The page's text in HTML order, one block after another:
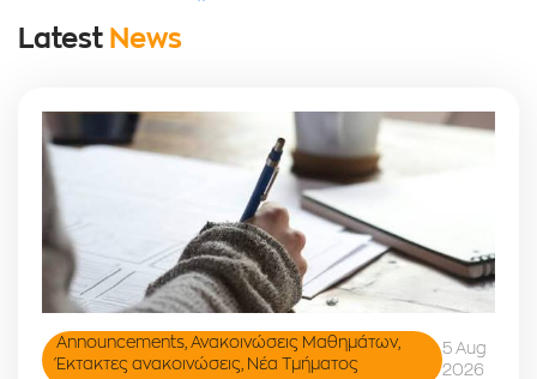
Latest News
Announcements Ανακοινώσεις Μαθημάτων,
Έκτακτες ανακοινώσεις
Νέα Τμήματος
5 Aug
2026